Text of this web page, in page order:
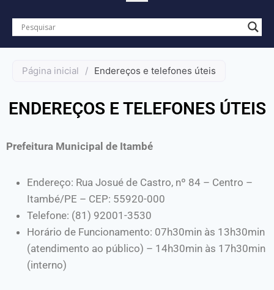
Página inicial / Endereços e telefones úteis
ENDEREÇOS E TELEFONES ÚTEIS
Prefeitura Municipal de Itambé
Endereço: Rua Josué de Castro, nº 84 – Centro –
Itambé/PE – CEP: 55920-000
Telefone: (81) 92001-3530
Horário de Funcionamento: 07h30min às 13h30min
(atendimento ao público) – 14h30min às 17h30min
(interno)